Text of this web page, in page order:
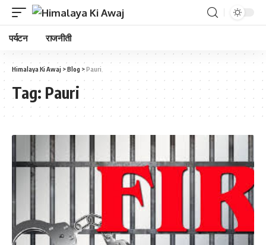
पर्यटन राजनीती
Himalaya Ki Awaj >Blog >Pauri
Tag: Pauri